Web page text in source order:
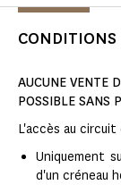
CONDITIONS
AUCUNE VENTE
POSSIBLE SANS
L'accès au
Uniquement
d'un créneau